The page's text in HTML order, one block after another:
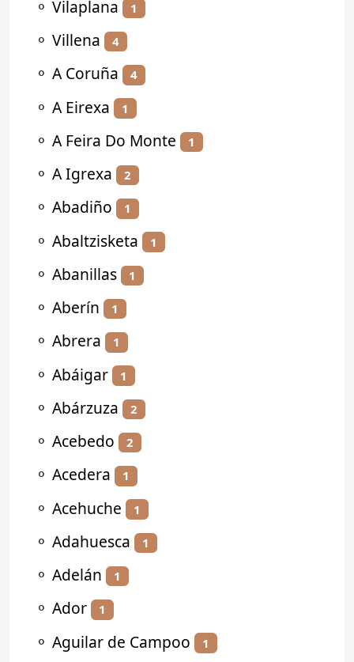
⚬ Vilaplana 1
⚬ Villena 4
⚬ A Coruña 4
⚬ A Eirexa 1
⚬ A Feira Do Monte 1
⚬ A Igrexa 2
⚬ Abadiño 1
⚬ Abaltzisketa 1
⚬ Abanillas 1
⚬ Aberín 1
⚬ Abrera 1
⚬ Abáigar 1
⚬ Abárzuza 2
⚬ Acebedo 2
⚬ Acedera 1
⚬ Acehuche 1
⚬ Adahuesca 1
⚬ Adelán 1
⚬ Ador 1
⚬ Aguilar de Campoo 1